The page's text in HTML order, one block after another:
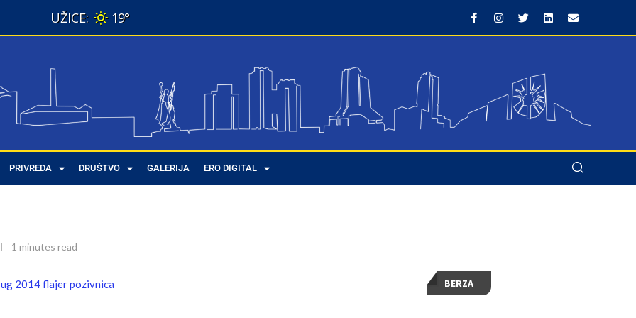
19°
PRIVREDA DRUŠTVO GALERIJA ERO DIGITAL
dečiji muzički festival u Požegi
1 minutes read
BERZA